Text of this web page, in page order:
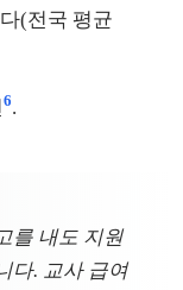
(전국 평균
6.
를 내도 지원
다. 교사 급여